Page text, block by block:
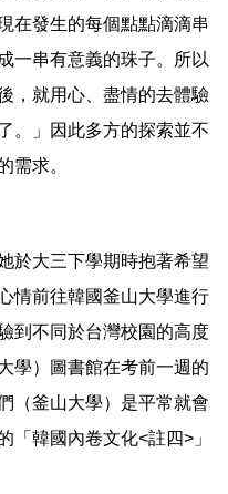
在發生的每個點點滴滴串
一串有意義的珠子。所以
，就用心、盡情的去體驗
。」因此多方的探索並不
需求。
於大三下學期時抱著希望
情前往韓國釜山大學進行
到不同於台灣校園的高度
學）圖書館在考前一週的
（釜山大學）是平常就會
「韓國內卷文化<註四>」